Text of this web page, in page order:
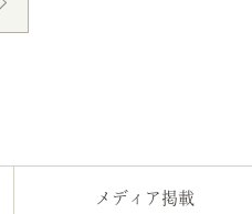
メディア掲載